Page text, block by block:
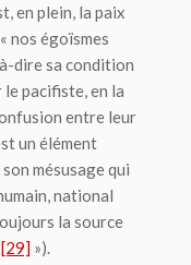
en plein, la paix
nos égoïsmes
dire sa condition
pacifiste, en la
entre leur
un élément
mésusage qui
national
la source
[29] »).